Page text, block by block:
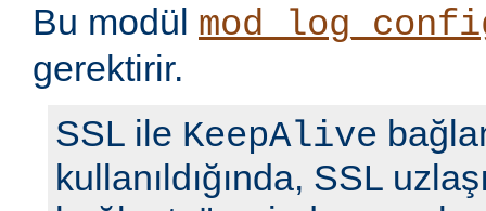
Bu modül
gerektirir.
SSL ile KeepAlive
kullanıldığında, SSL